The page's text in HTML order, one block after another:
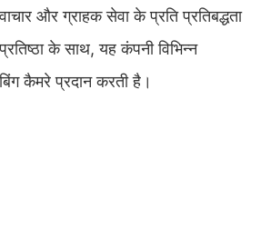
और ग्राहक सेवा के प्रति प्रतिबद्धता
के साथ, यह कंपनी विभिन्न
कैमरे प्रदान करती है।